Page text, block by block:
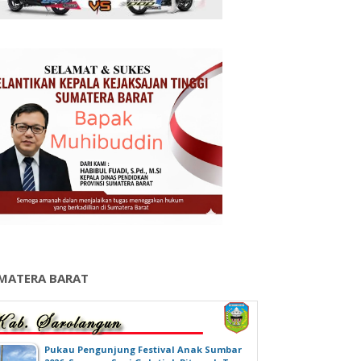
BARAT
‎Pukau Pengunjung Festival Anak Sumbar